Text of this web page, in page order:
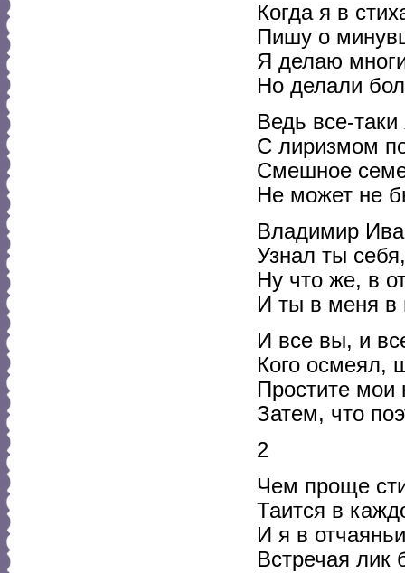
Когда я в
Пишу о
Я делаю
Но делали
Ведь все-
С лиризмом
Смешное
Не может не
Владимир
Узнал ты
Ну что же, в
И ты в меня в
И все вы, и
Кого осмеял,
Простите мои
Затем, что
2
Чем проще
Таится в
И я в
Встречая лик